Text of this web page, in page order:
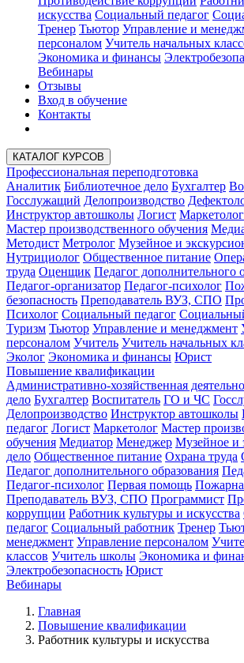
искусства Социальный педагог
Тренер Тьютор Управление и
персоналом Учитель начальных
Экономика и финансы
Вебинары
Отзывы
Вход в обучение
Контакты
КАТАЛОГ КУРСОВ
Профессиональная переподготовка
Аналитик Библиотечное дело Бухгалтер
Госслужащий Делопроизводство
Инструктор автошколы Логист Маркетолог
Мастер производственного обучения
Методист Метролог Музейное и
Нутрициолог Общественное питание
труда Оценщик Педагог дополнительного
Педагог-организатор Педагог-психолог
безопасность Преподаватель ВУЗ, СПО
Психолог Социальный педагог
Туризм Тьютор Управление и менеджмент
персоналом Учитель Учитель начальных
Эколог Экономика и финансы Юрист
Повышение квалификации
Административно-хозяйственная
дело Бухгалтер Воспитатель ГО и ЧС
Делопроизводство Инструктор автошколы
педагог Логист Маркетолог Мастер
обучения Медиатор Менеджер Музейное и
дело Общественное питание Охрана труда
Педагог дополнительного образования
Педагог-психолог Первая помощь
Преподаватель ВУЗ, СПО Программист
коррупции Работник культуры и искусства
педагог Социальный работник Тренер
менеджмент Управление персоналом
классов Учитель школы Экономика и
Электробезопасность Юрист
Вебинары
Главная
Повышение квалификации
Работник культуры и искусства